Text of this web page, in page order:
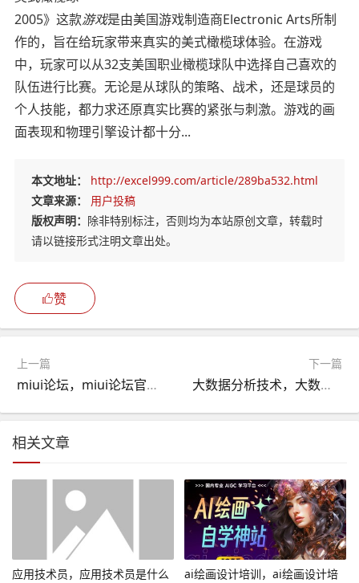
2005》这款游戏是由美国游戏制造商Electronic Arts所制
作的，旨在给玩家带来真实的美式橄榄球体验。在游戏
中，玩家可以从32支美国职业橄榄球队中选择自己喜欢的
队伍进行比赛。无论是从球队的策略、战术，还是球员的
个人技能，都力求还原真实比赛的紧张与刺激。游戏的画
面表现和物理引擎设计都十分...
本文地址：
http://excel999.com/article/289ba532.html
文章来源：
用户投稿
版权声明： 除非特别标注，否则均为本站原创文章，转载时
请以链接形式注明文章出处。
赞
上一篇
miui论坛，miui论坛官方网站
下一篇
大数据分析技术，大数据分析技术的概念
相关文章
应用技术员，应用技术员是什么
ai绘画设计培训，ai绘画设计培